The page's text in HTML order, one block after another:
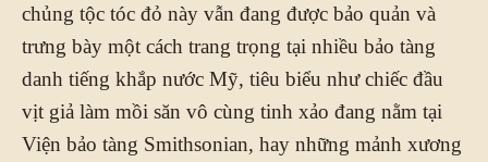
chủng tộc tóc đỏ này vẫn đang được bảo quản và
trưng bày một cách trang trọng tại nhiều bảo tàng
danh tiếng khắp nước Mỹ, tiêu biểu như chiếc đầu
vịt giả làm mồi săn vô cùng tinh xảo đang nằm tại
Viện bảo tàng Smithsonian, hay những mảnh xương